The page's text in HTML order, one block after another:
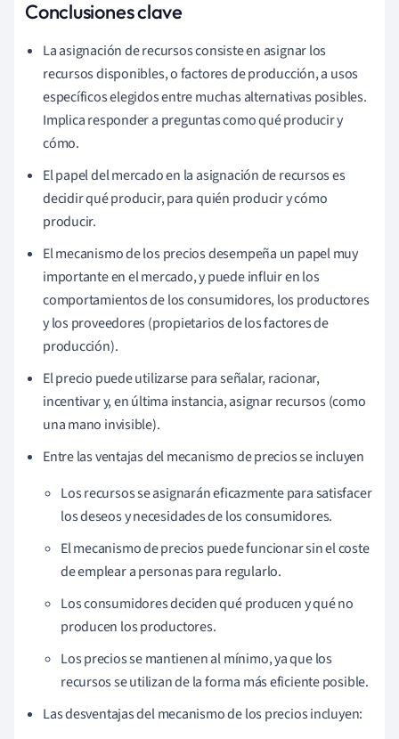
Conclusiones clave
La asignación de recursos consiste en asignar los
recursos disponibles, o factores de producción, a usos
específicos elegidos entre muchas alternativas posibles.
Implica responder a preguntas como qué producir y
cómo.
El papel del mercado en la asignación de recursos es
decidir qué producir, para quién producir y cómo
producir.
El mecanismo de los precios desempeña un papel muy
importante en el mercado, y puede influir en los
comportamientos de los consumidores, los productores
y los proveedores (propietarios de los factores de
producción).
El precio puede utilizarse para señalar, racionar,
incentivar y, en última instancia, asignar recursos (como
una mano invisible).
Entre las ventajas del mecanismo de precios se incluyen
Los recursos se asignarán eficazmente para satisfacer
los deseos y necesidades de los consumidores.
El mecanismo de precios puede funcionar sin el coste
de emplear a personas para regularlo.
Los consumidores deciden qué producen y qué no
producen los productores.
Los precios se mantienen al mínimo, ya que los
recursos se utilizan de la forma más eficiente posible.
Las desventajas del mecanismo de los precios incluyen: